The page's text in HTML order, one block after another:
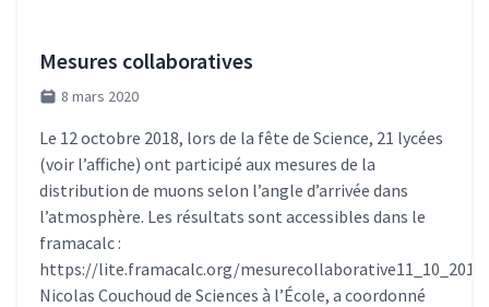
Mesures collaboratives
8 mars 2020
Le 12 octobre 2018, lors de la fête de Science, 21 lycées
(voir l’affiche) ont participé aux mesures de la
distribution de muons selon l’angle d’arrivée dans
l’atmosphère. Les résultats sont accessibles dans le
framacalc :
https://lite.framacalc.org/mesurecollaborative11_10_2018
Nicolas Couchoud de Sciences à l’École, a coordonné